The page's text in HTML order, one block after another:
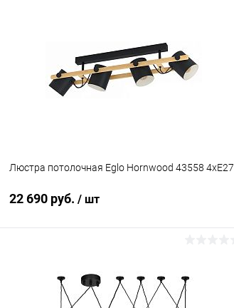
Сравнение
В избранное В наличии
Люстра потолочная Eglo Hornwood 43558 4xE27
22 690 руб. / шт
Купить в 1 клик Сравнение